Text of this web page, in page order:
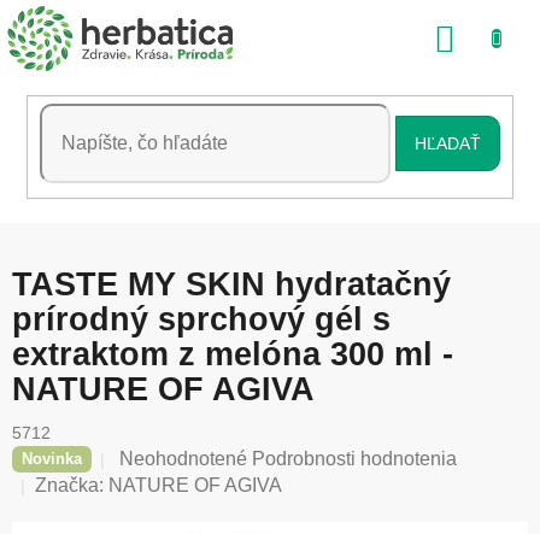
Prejsť
na
obsah
HĽADAŤ
TASTE MY SKIN hydratačný
prírodný sprchový gél s
extraktom z melóna 300 ml -
NATURE OF AGIVA
5712
Novinka
Priemerné
hodnotenie
Neohodnotené Podrobnosti hodnotenia
Značka: NATURE OF AGIVA